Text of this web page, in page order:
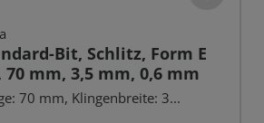
Bit, Schlitz, Form E
70 mm, 3,5 mm, 0,6 mm
70 mm, Klingenbreite: 3...
...